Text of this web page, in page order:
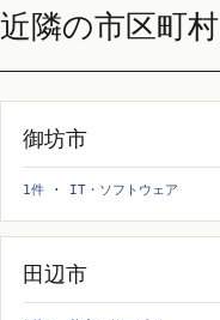
近隣の市区町村
御坊市
1件 · IT・ソフトウェア
田辺市